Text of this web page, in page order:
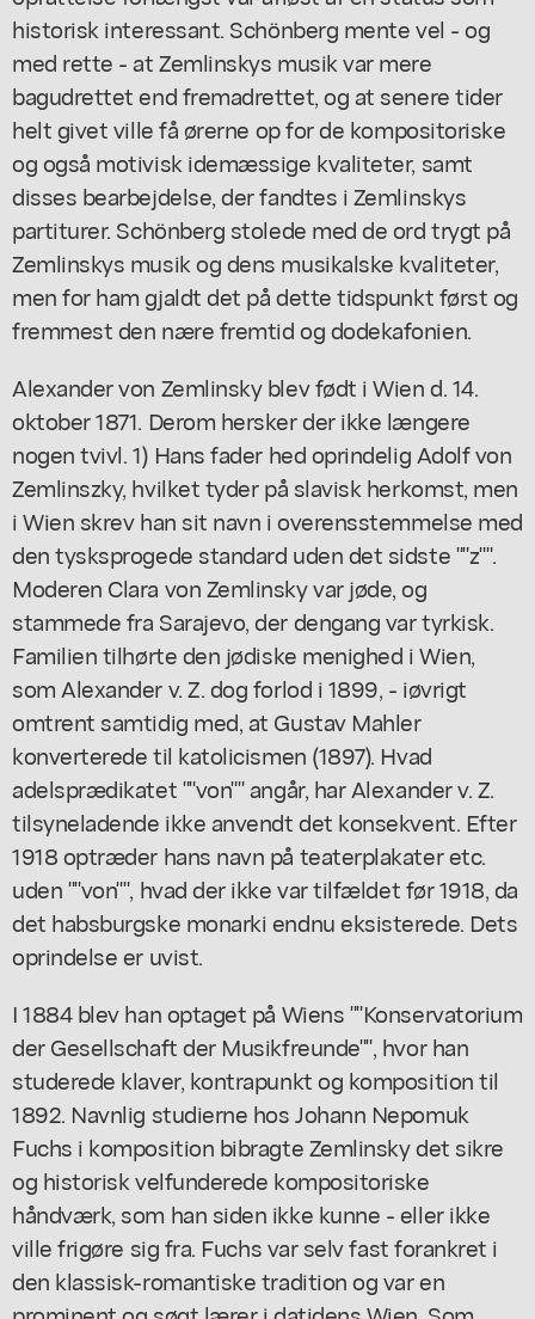
historisk interessant. Schönberg mente vel - og
med rette - at Zemlinskys musik var mere
bagudrettet end fremadrettet, og at senere tider
helt givet ville få ørerne op for de kompositoriske
og også motivisk idemæssige kvaliteter, samt
disses bearbejdelse, der fandtes i Zemlinskys
partiturer. Schönberg stolede med de ord trygt på
Zemlinskys musik og dens musikalske kvaliteter,
men for ham gjaldt det på dette tidspunkt først og
fremmest den nære fremtid og dodekafonien.
Alexander von Zemlinsky blev født i Wien d. 14.
oktober 1871. Derom hersker der ikke længere
nogen tvivl. 1) Hans fader hed oprindelig Adolf von
Zemlinszky, hvilket tyder på slavisk herkomst, men
i Wien skrev han sit navn i overensstemmelse med
den tysksprogede standard uden det sidste ""z"".
Moderen Clara von Zemlinsky var jøde, og
stammede fra Sarajevo, der dengang var tyrkisk.
Familien tilhørte den jødiske menighed i Wien,
som Alexander v. Z. dog forlod i 1899, - iøvrigt
omtrent samtidig med, at Gustav Mahler
konverterede til katolicismen (1897). Hvad
adelsprædikatet ""von"" angår, har Alexander v. Z.
tilsyneladende ikke anvendt det konsekvent. Efter
1918 optræder hans navn på teaterplakater etc.
uden ""von"", hvad der ikke var tilfældet før 1918, da
det habsburgske monarki endnu eksisterede. Dets
oprindelse er uvist.
I 1884 blev han optaget på Wiens ""Konservatorium
der Gesellschaft der Musikfreunde"", hvor han
studerede klaver, kontrapunkt og komposition til
1892. Navnlig studierne hos Johann Nepomuk
Fuchs i komposition bibragte Zemlinsky det sikre
og historisk velfunderede kompositoriske
håndværk, som han siden ikke kunne - eller ikke
ville frigøre sig fra. Fuchs var selv fast forankret i
den klassisk-romantiske tradition og var en